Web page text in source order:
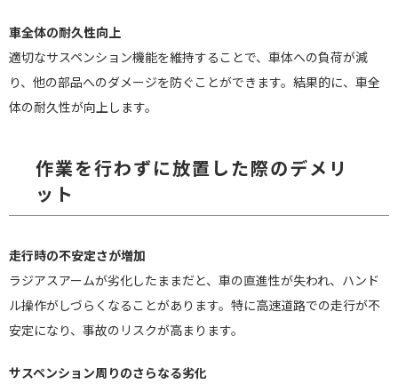
車全体の耐久性向上
適切なサスペンション機能を維持することで、車体への負荷が減
り、他の部品へのダメージを防ぐことができます。結果的に、車全
体の耐久性が向上します。
作業を行わずに放置した際のデメリ
ット
走行時の不安定さが増加
ラジアスアームが劣化したままだと、車の直進性が失われ、ハンド
ル操作がしづらくなることがあります。特に高速道路での走行が不
安定になり、事故のリスクが高まります。
サスペンション周りのさらなる劣化